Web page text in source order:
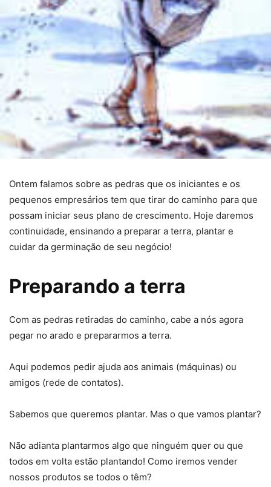
Ontem falamos sobre as pedras que os iniciantes e os
pequenos empresários tem que tirar do caminho para que
possam iniciar seus plano de crescimento. Hoje daremos
continuidade, ensinando a preparar a terra, plantar e
cuidar da germinação de seu negócio!
Preparando a terra
Com as pedras retiradas do caminho, cabe a nós agora
pegar no arado e prepararmos a terra.
Aqui podemos pedir ajuda aos animais (máquinas) ou
amigos (rede de contatos).
Sabemos que queremos plantar. Mas o que vamos plantar?
Não adianta plantarmos algo que ninguém quer ou que
todos em volta estão plantando! Como iremos vender
nossos produtos se todos o têm?